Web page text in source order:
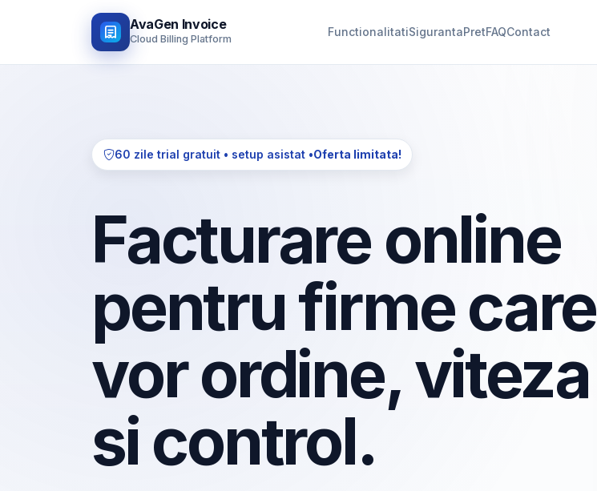
AvaGen Invoice
Cloud Billing Platform FunctionalitatiSigurantaPretFAQContact
60 zile trial gratuit • setup asistat •Oferta limitata!
Facturare online
pentru firme care
vor ordine, viteza
si control.